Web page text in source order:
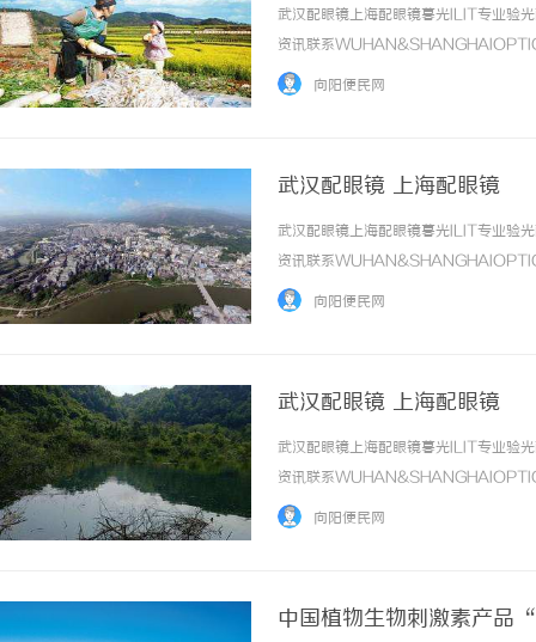
武汉配眼镜上海配眼镜暮光ILIT专业验
资讯联系
品牌，现于武汉与上海设有4家门店。
向阳便民网
武汉配眼镜 上海配眼镜
武汉配眼镜上海配眼镜暮光ILIT专业验
资讯联系
品牌，现于武汉与上海设有4家门店。
向阳便民网
武汉配眼镜 上海配眼镜
武汉配眼镜上海配眼镜暮光ILIT专业验
资讯联系
品牌，现于武汉与上海设有4家门店。
向阳便民网
中国植物生物刺激素产品